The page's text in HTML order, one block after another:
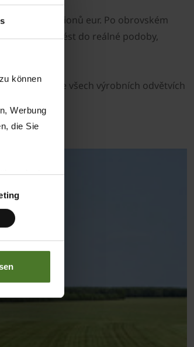
können
Werbung
die Sie
775 milionů eur. Po obrovském
je třeba uvést do reálné podoby,
očekávat ve všech výrobních odvětvích